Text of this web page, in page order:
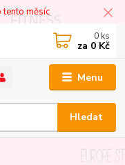
měsíc
Menu
Hledat
0 ks
za 0 Kč